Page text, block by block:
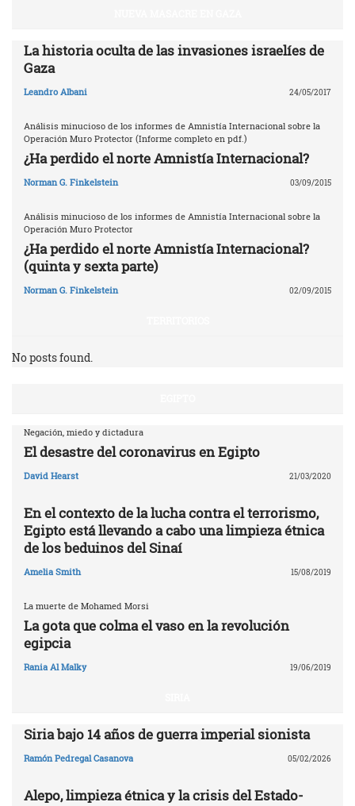
La historia oculta de las invasiones israelíes de
Gaza
Leandro Albani 24/05/2017
Análisis minucioso de los informes de Amnistía Internacional sobre la
Operación Muro Protector (Informe completo en pdf.)
¿Ha perdido el norte Amnistía Internacional?
Norman G. Finkelstein 03/09/2015
Análisis minucioso de los informes de Amnistía Internacional sobre la
Operación Muro Protector
¿Ha perdido el norte Amnistía Internacional?
(quinta y sexta parte)
Norman G. Finkelstein 02/09/2015
No posts found.
Negación, miedo y dictadura
El desastre del coronavirus en Egipto
David Hearst 21/03/2020
En el contexto de la lucha contra el terrorismo,
Egipto está llevando a cabo una limpieza étnica
de los beduinos del Sinaí
Amelia Smith 15/08/2019
La muerte de Mohamed Morsi
La gota que colma el vaso en la revolución
egipcia
Rania Al Malky 19/06/2019
Siria bajo 14 años de guerra imperial sionista
Ramón Pedregal Casanova 05/02/2026
Alepo, limpieza étnica y la crisis del Estado-